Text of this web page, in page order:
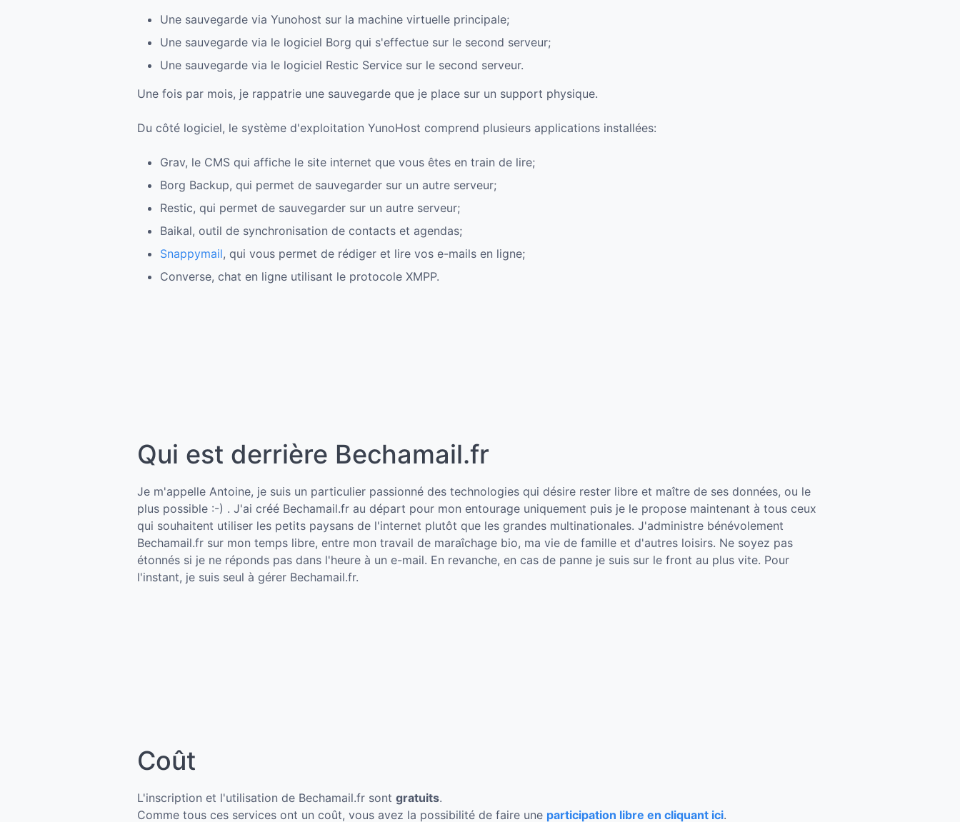
Une sauvegarde via Yunohost sur la machine virtuelle principale;
Une sauvegarde via le logiciel Borg qui s'effectue sur le second serveur;
Une sauvegarde via le logiciel Restic Service sur le second serveur.
Une fois par mois, je rappatrie une sauvegarde que je place sur un support physique.
Du côté logiciel, le système d'exploitation YunoHost comprend plusieurs applications installées:
Grav, le CMS qui affiche le site internet que vous êtes en train de lire;
Borg Backup, qui permet de sauvegarder sur un autre serveur;
Restic, qui permet de sauvegarder sur un autre serveur;
Baikal, outil de synchronisation de contacts et agendas;
Snappymail, qui vous permet de rédiger et lire vos e-mails en ligne;
Converse, chat en ligne utilisant le protocole XMPP.
Qui est derrière Bechamail.fr
Je m'appelle Antoine, je suis un particulier passionné des technologies qui désire rester libre et maître de ses données, ou le
plus possible :-) . J'ai créé Bechamail.fr au départ pour mon entourage uniquement puis je le propose maintenant à tous ceux
qui souhaitent utiliser les petits paysans de l'internet plutôt que les grandes multinationales. J'administre bénévolement
Bechamail.fr sur mon temps libre, entre mon travail de maraîchage bio, ma vie de famille et d'autres loisirs. Ne soyez pas
étonnés si je ne réponds pas dans l'heure à un e-mail. En revanche, en cas de panne je suis sur le front au plus vite. Pour
l'instant, je suis seul à gérer Bechamail.fr.
Coût
L'inscription et l'utilisation de Bechamail.fr sont gratuits.
Comme tous ces services ont un coût, vous avez la possibilité de faire une participation libre en cliquant ici.